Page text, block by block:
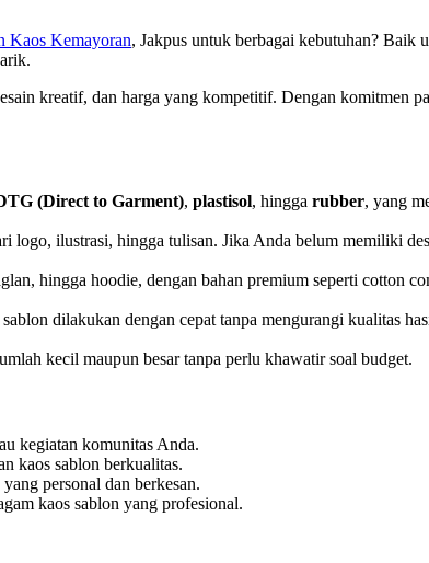
Kaos Kemayoran, Jakpus untuk berbagai kebutuhan? Baik
kreatif, dan harga yang kompetitif. Dengan komitmen
(Direct to Garment), plastisol, hingga rubber, yang
logo, ilustrasi, hingga tulisan. Jika Anda belum memiliki
hingga hoodie, dengan bahan premium seperti cotton
dilakukan dengan cepat tanpa mengurangi kualitas
kecil maupun besar tanpa perlu khawatir soal budget.
kegiatan komunitas Anda.
kaos sablon berkualitas.
personal dan berkesan.
kaos sablon yang profesional.